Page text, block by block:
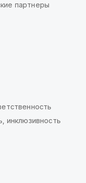
партнеры
инклюзивность